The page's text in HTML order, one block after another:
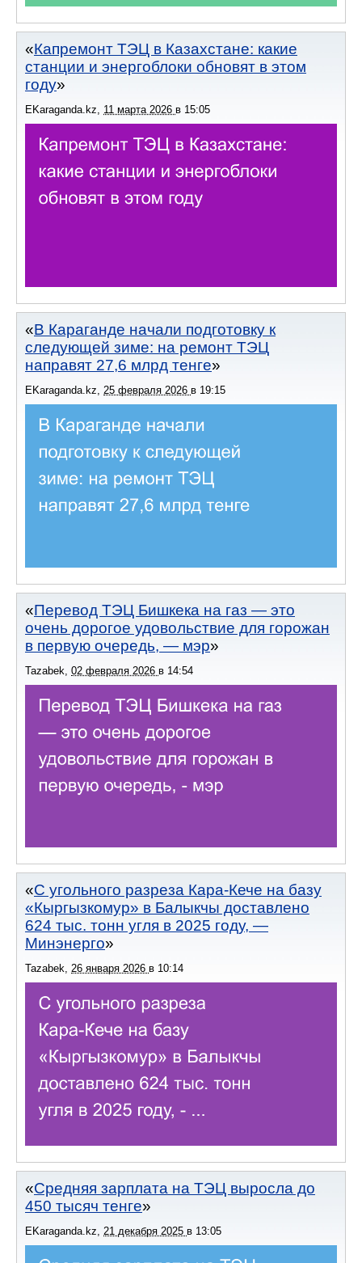
Капремонт ТЭЦ в Казахстане: какие
станции и энергоблоки обновят в этом
году
EKaraganda.kz 11 марта 2026 в 15:05
В Караганде начали подготовку к
следующей зиме: на ремонт ТЭЦ
направят 27,6 млрд тенге
EKaraganda.kz 25 февраля 2026 в 19:15
Перевод ТЭЦ Бишкека на газ — это
очень дорогое удовольствие для горожан
в первую очередь, — мэр
Tazabek 02 февраля 2026 в 14:54
С угольного разреза Кара-Кече на базу
«Кыргызкомур» в Балыкчы доставлено
624 тыс. тонн угля в 2025 году, —
Минэнерго
Tazabek, 26 января 2026 в 10:14
Средняя зарплата на ТЭЦ выросла до
450 тысяч тенге
EKaraganda.kz, 21 декабря 2025 в 13:05